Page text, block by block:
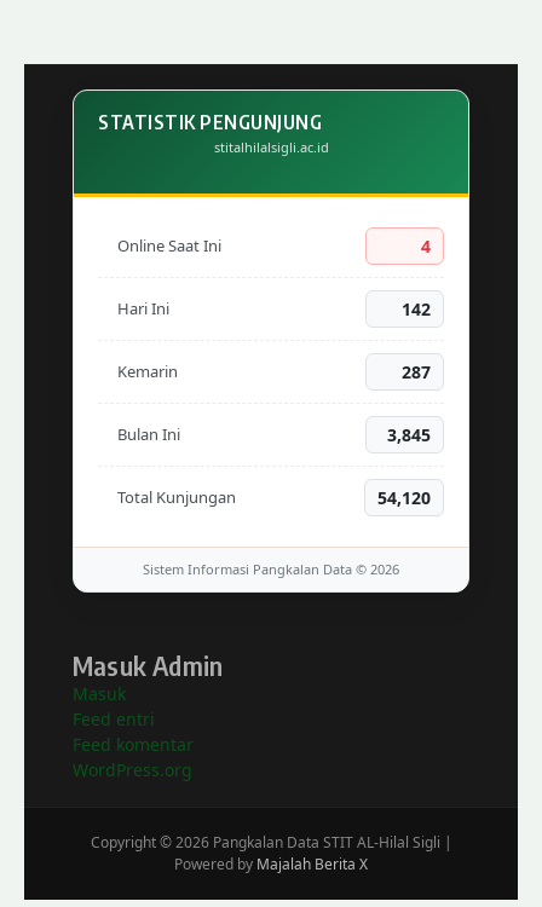
STATISTIK PENGUNJUNG
stitalhilalsigli.ac.id
Online Saat Ini 4
Hari Ini 142
Kemarin 287
Bulan Ini 3,845
Total Kunjungan 54,120
Sistem Informasi Pangkalan Data © 2026
Masuk Admin
Masuk
Feed entri
Feed komentar
WordPress.org
Copyright © 2026 Pangkalan Data STIT AL-Hilal Sigli |
Powered by Majalah Berita X